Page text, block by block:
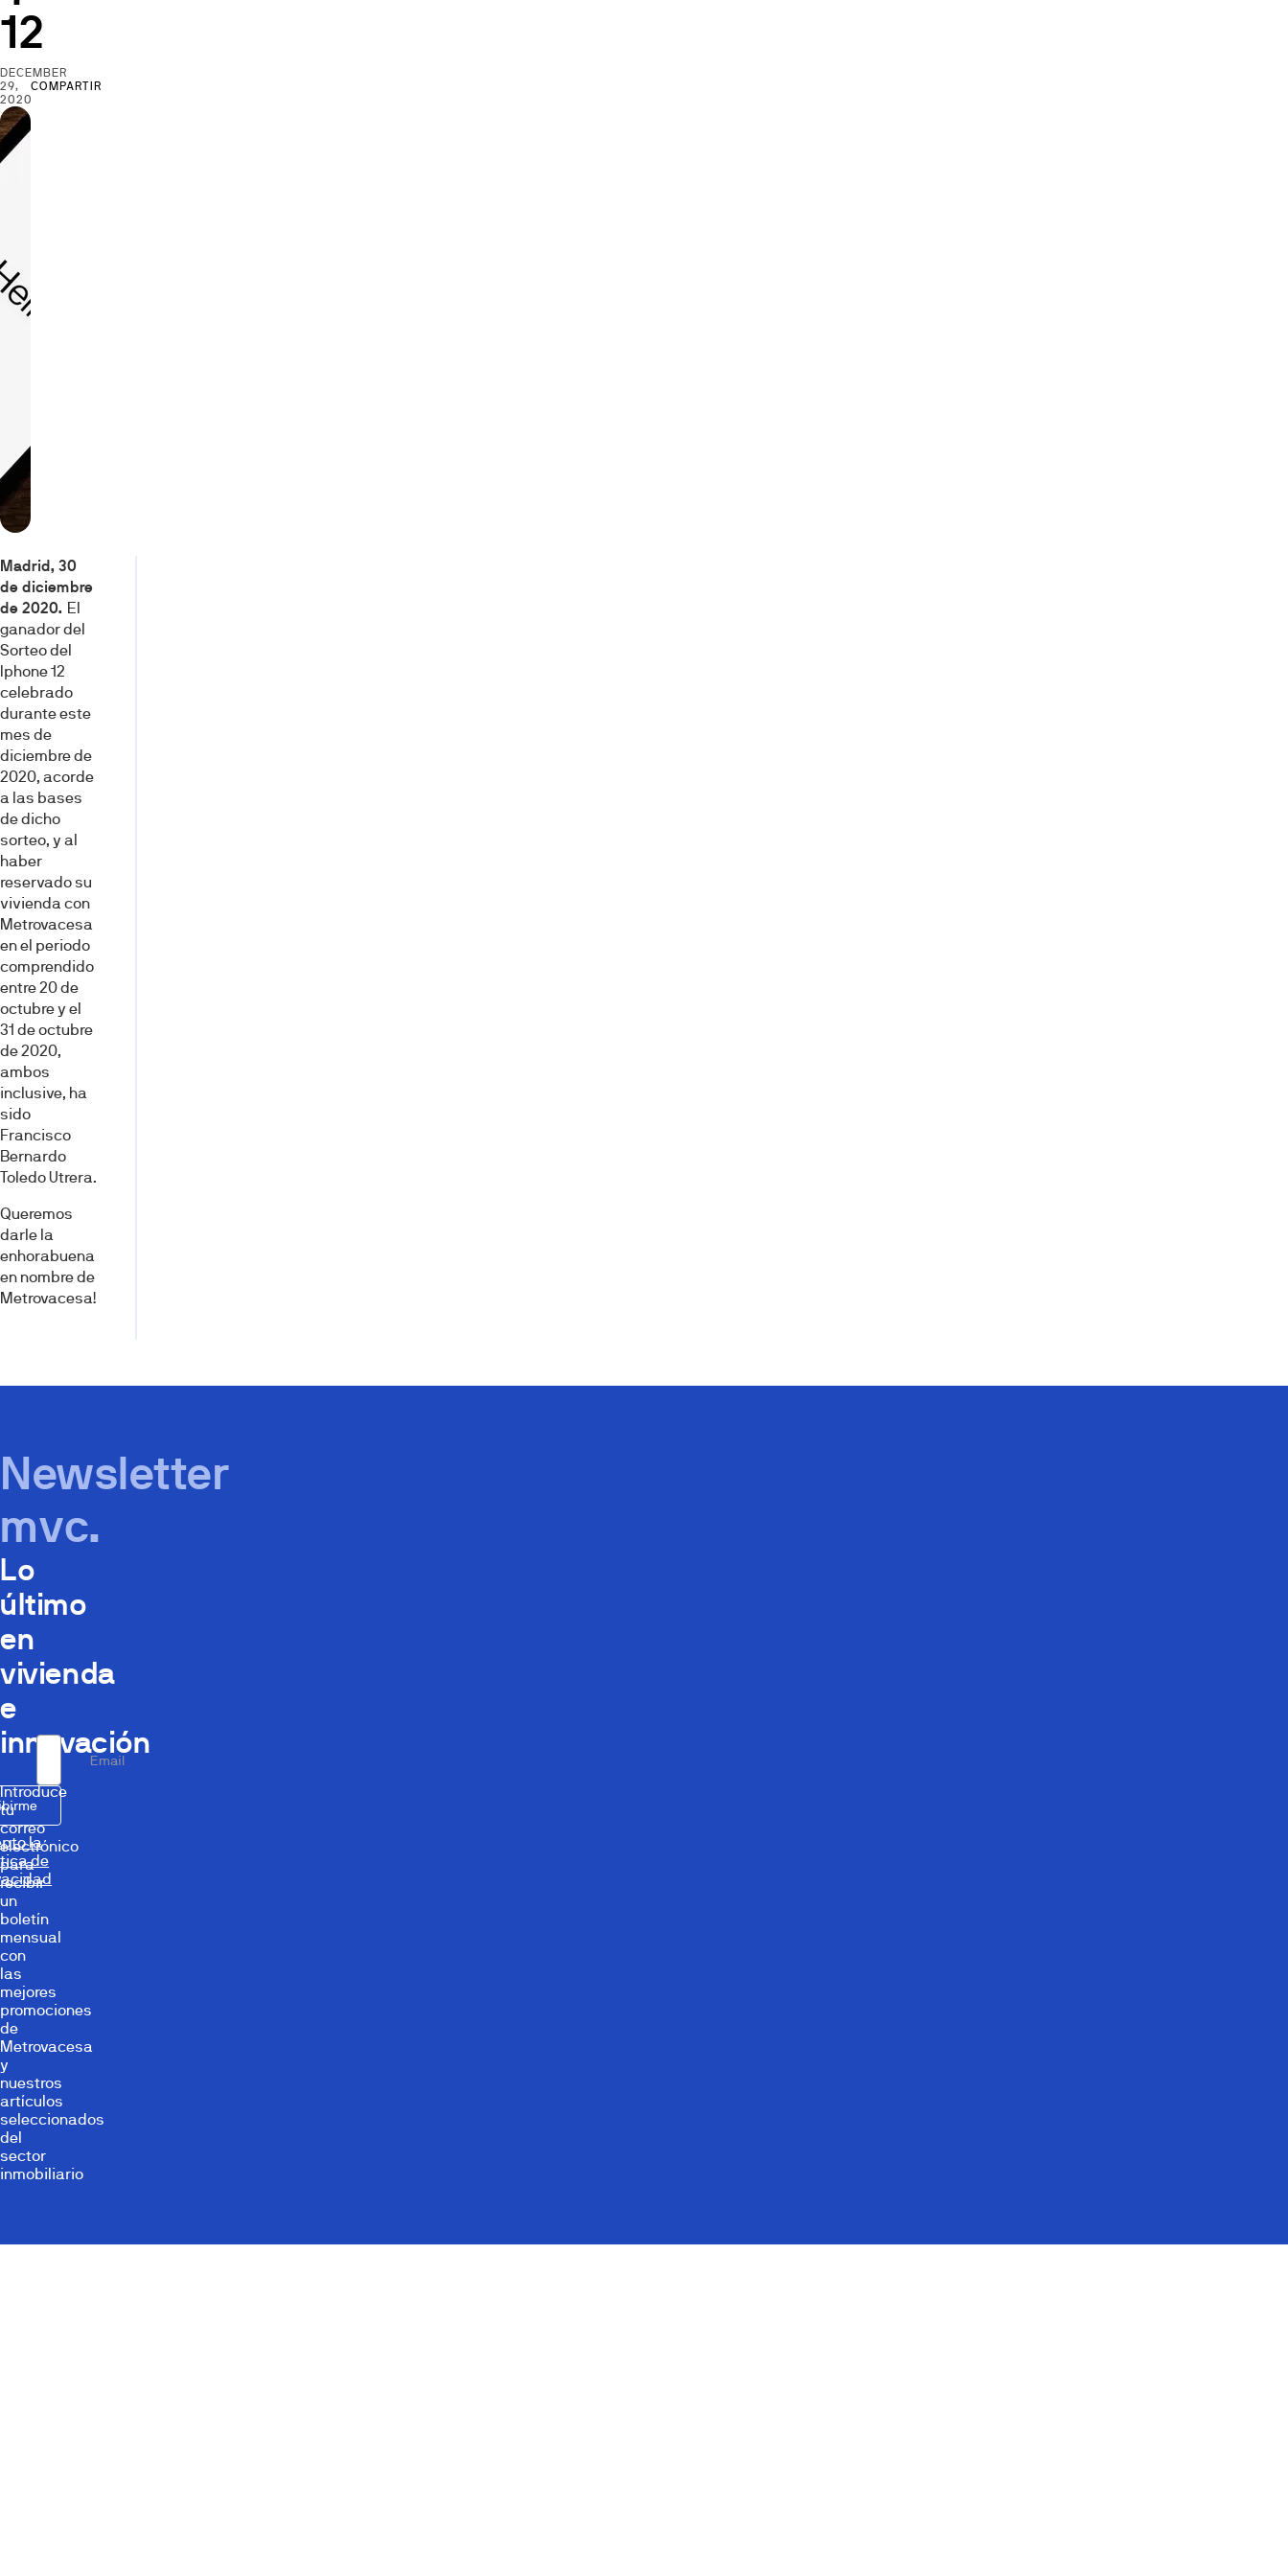
12
DECEMBER
29,
2020
COMPARTIR
Madrid, 30
de diciembre
de 2020. El
ganador del
Sorteo del
Iphone 12
celebrado
durante este
mes de
diciembre de
2020, acorde
a las bases
de dicho
sorteo, y al
haber
reservado su
vivienda con
Metrovacesa
en el periodo
comprendido
entre 20 de
octubre y el
31 de octubre
de 2020,
ambos
inclusive, ha
sido
Francisco
Bernardo
Toledo Utrera.
Queremos
darle la
enhorabuena
en nombre de
Metrovacesa!
Newsletter
mvc.
Lo
último
en
vivienda
e
innovación
Introduce
tu
correo
electrónico
para
recibir
un
boletín
mensual
con
las
mejores
promociones
de
Metrovacesa
y
nuestros
artículos
seleccionados
del
sector
inmobiliario
Email
la
de